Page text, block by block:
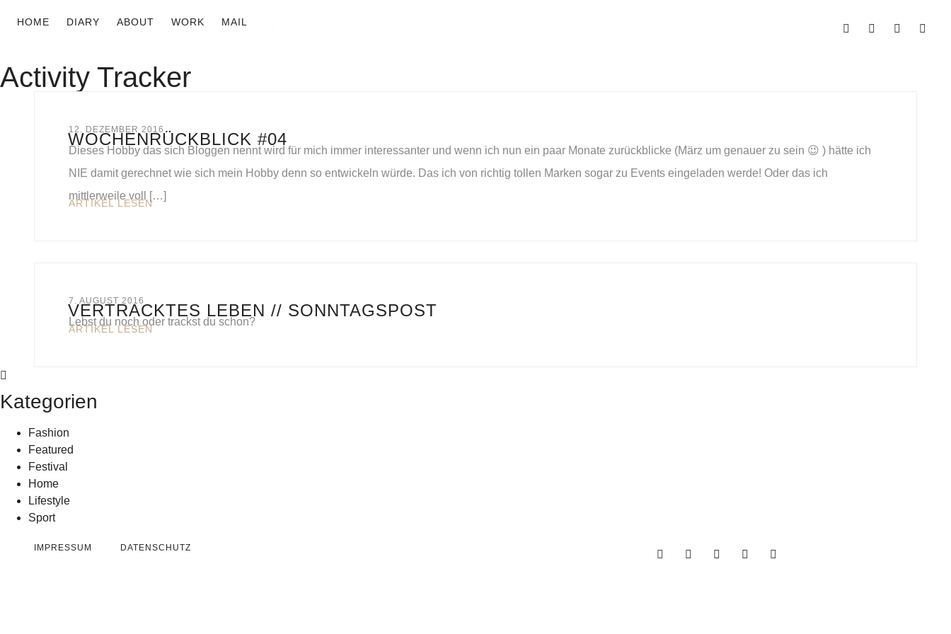
HOME DIARY ABOUT WORK MAIL
Activity Tracker
12. DEZEMBER 2016
WOCHENRÜCKBLICK #04
Dieses Hobby das sich Bloggen nennt wird für mich immer interessanter und wenn ich nun ein paar Monate zurückblicke (März um genauer zu sein 😉 ) hätte ich
NIE damit gerechnet wie sich mein Hobby denn so entwickeln würde. Das ich von richtig tollen Marken sogar zu Events eingeladen werde! Oder das ich
mittlerweile voll […]
ARTIKEL LESEN
7. AUGUST 2016
VERTRACKTES LEBEN // SONNTAGSPOST
Lebst du noch oder trackst du schon?
ARTIKEL LESEN
Kategorien
Fashion
Featured
Festival
Home
Lifestyle
Sport
IMPRESSUM DATENSCHUTZ